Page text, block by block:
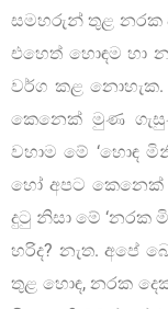
සමහරුන් තුළ නරක
එහෙත් හොඳම හා
වර්ග කළ නොහැක.
කෙනෙක් මුණ
වහාම මේ ‘හොඳ
හෝ අපට
දුටු නිසා මේ
හරිද? නැත. අපේ
තුළ හොඳ, නරක